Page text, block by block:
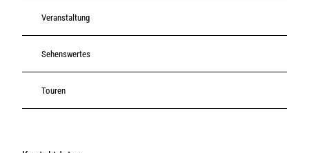
Veranstaltung
Sehenswertes
Touren